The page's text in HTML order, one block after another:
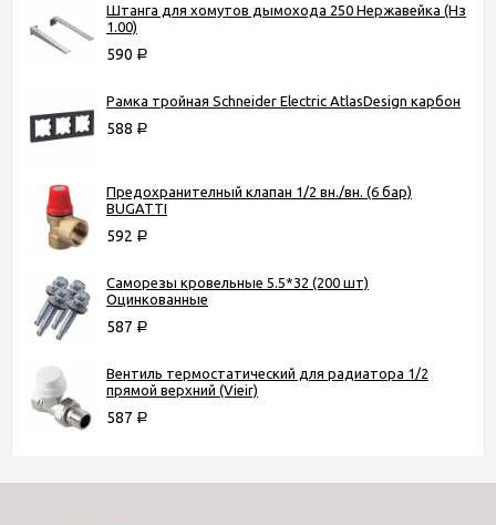
Штанга для хомутов дымохода 250 Нержавейка (Нз
1.00)
590 Р
Рамка тройная Schneider Electric AtlasDesign карбон
588 Р
Предохранителный клапан 1/2 вн./вн. (6 бар)
BUGATTI
592 Р
Саморезы кровельные 5.5*32 (200 шт)
Оцинкованные
587 Р
Вентиль термостатический для радиатора 1/2
прямой верхний (Vieir)
587 Р